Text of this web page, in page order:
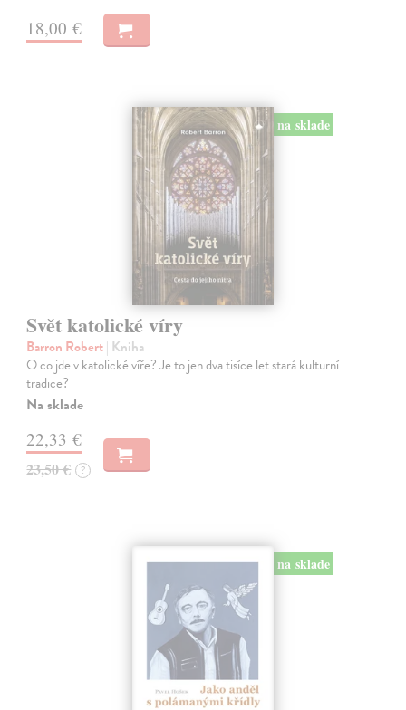
18,00 €
na sklade
Svět katolické víry
Barron Robert| Kniha
O co jde v katolické víře? Je to jen dva tisíce let stará kulturní
tradice?
Na sklade
22,33 €
23,50 € ?
na sklade